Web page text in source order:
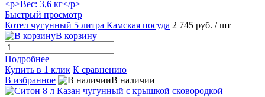
Быстрый просмотр
Котел чугунный 5 литра Камская посуда 2 745 руб. / шт
В корзину
Подробнее
Купить в 1 клик К сравнению
В избранное
В наличии